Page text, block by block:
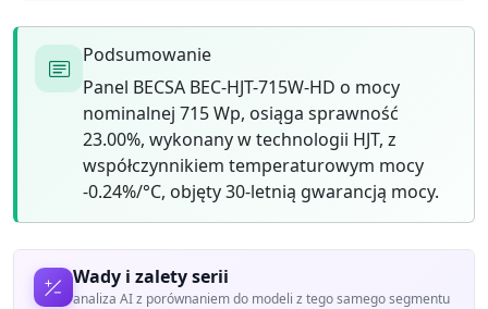
Podsumowanie
Panel BECSA BEC-HJT-715W-HD o mocy
nominalnej 715 Wp, osiąga sprawność
23.00%, wykonany w technologii HJT, z
współczynnikiem temperaturowym mocy
-0.24%/°C, objęty 30-letnią gwarancją mocy.
Wady i zalety serii
analiza AI z porównaniem do modeli z tego samego segmentu